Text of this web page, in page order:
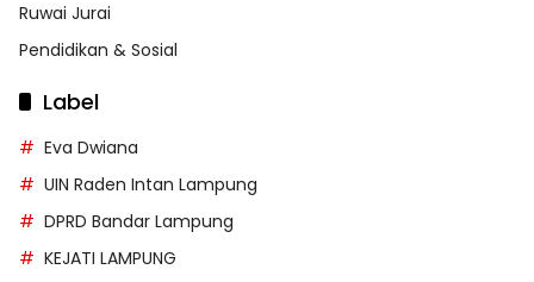
Ruwai Jurai
Pendidikan & Sosial
Label
Eva Dwiana
UIN Raden Intan Lampung
DPRD Bandar Lampung
KEJATI LAMPUNG